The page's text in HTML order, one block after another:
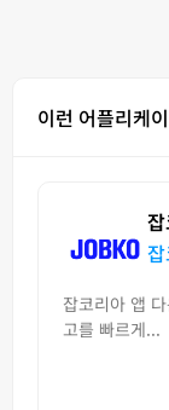
이런 어플리케
잡코리아 앱
고를 빠르게...